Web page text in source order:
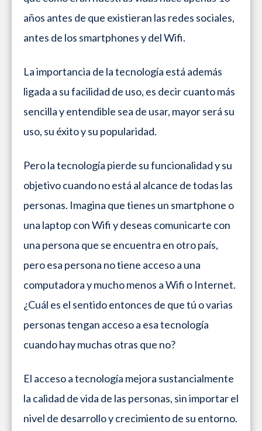
años antes de que existieran las redes sociales,
antes de los smartphones y del Wifi.
La importancia de la tecnología está además
ligada a su facilidad de uso, es decir cuanto más
sencilla y entendible sea de usar, mayor será su
uso, su éxito y su popularidad.
Pero la tecnología pierde su funcionalidad y su
objetivo cuando no está al alcance de todas las
personas. Imagina que tienes un smartphone o
una laptop con Wifi y deseas comunicarte con
una persona que se encuentra en otro país,
pero esa persona no tiene acceso a una
computadora y mucho menos a Wifi o Internet.
¿Cuál es el sentido entonces de que tú o varias
personas tengan acceso a esa tecnología
cuando hay muchas otras que no?
El acceso a tecnología mejora sustancialmente
la calidad de vida de las personas, sin importar el
nivel de desarrollo y crecimiento de su entorno.